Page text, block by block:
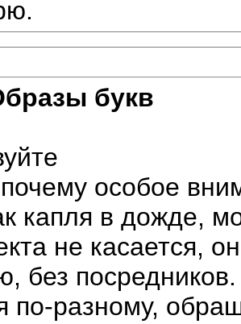
букв
особое
капля в дожде,
не касается,
без
по-разному,